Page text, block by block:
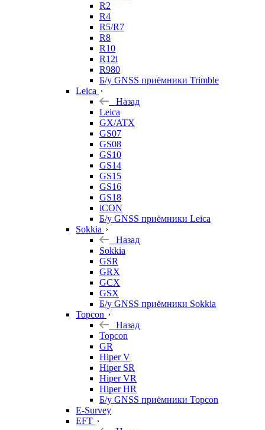
R2
R4
R5/R7
R8
R10
R12i
R980
Б/у GNSS приёмники Trimble
Leica
Назад
Leica
GX/ATX
GS07
GS08
GS10
GS14
GS15
GS16
GS18
iCON
Б/у GNSS приёмники Leica
Sokkia
Назад
Sokkia
GSR
GRX
GCX
GSX
Б/у GNSS приёмники Sokkia
Topcon
Назад
Topcon
GR
Hiper V
Hiper SR
Hiper VR
Hiper HR
Б/у GNSS приёмники Topcon
E-Survey
EFT